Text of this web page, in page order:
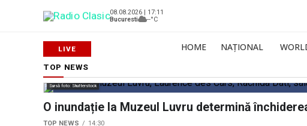
08.08.2026 | 17:11
Bucuresti
--°C
HOME NAȚIONAL
TOP NEWS
Sursă foto: Shutterstock
O inundație la Muzeul Luvru determină
TOP NEWS 14:30